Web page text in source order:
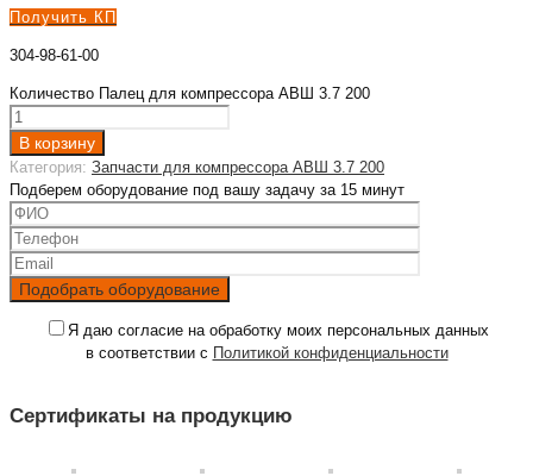
Получить КП
304-98-61-00
Количество Палец для компрессора АВШ 3.7 200
В корзину
Категория: Запчасти для компрессора АВШ 3.7 200
Подберем оборудование под вашу задачу за 15 минут
Я даю согласие на обработку моих персональных данных
в соответствии с Политикой конфиденциальности
Сертификаты на продукцию